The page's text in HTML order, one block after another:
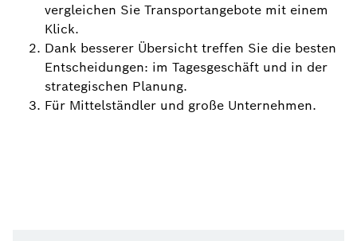
vergleichen Sie Transportangebote mit einem
Klick.
Dank besserer Übersicht treffen Sie die besten
Entscheidungen: im Tagesgeschäft und in der
strategischen Planung.
Für Mittelständler und große Unternehmen.